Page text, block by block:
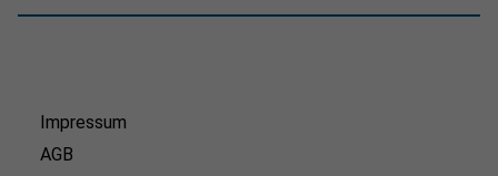
Impressum
AGB